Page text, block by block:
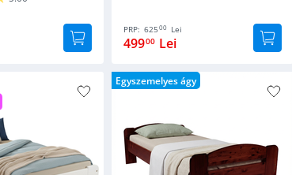
PRP: 62500 Lei
49900 Lei
Egyszemelyes ágy